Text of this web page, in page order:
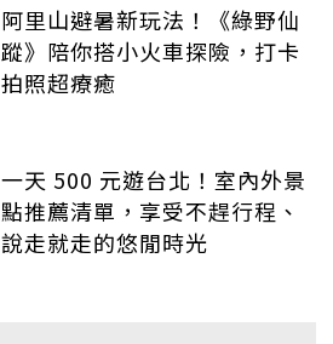
阿里山避暑新玩法！《綠野仙
蹤》陪你搭小火車探險，打卡
拍照超療癒
一天 500 元遊台北！室內外景
點推薦清單，享受不趕行程、
說走就走的悠閒時光